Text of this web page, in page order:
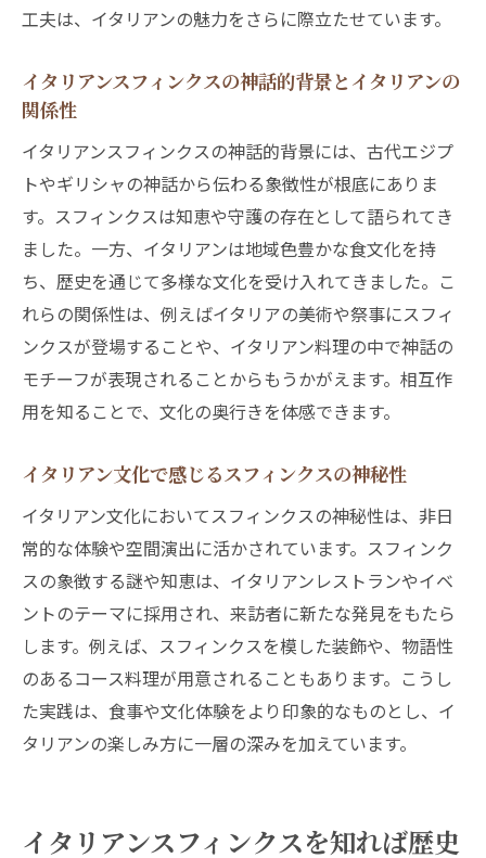
工夫は、イタリアンの魅力をさらに際立たせています。
イタリアンスフィンクスの神話的背景とイタリアンの
関係性
イタリアンスフィンクスの神話的背景には、古代エジプ
トやギリシャの神話から伝わる象徴性が根底にありま
す。スフィンクスは知恵や守護の存在として語られてき
ました。一方、イタリアンは地域色豊かな食文化を持
ち、歴史を通じて多様な文化を受け入れてきました。こ
れらの関係性は、例えばイタリアの美術や祭事にスフィ
ンクスが登場することや、イタリアン料理の中で神話の
モチーフが表現されることからもうかがえます。相互作
用を知ることで、文化の奥行きを体感できます。
イタリアン文化で感じるスフィンクスの神秘性
イタリアン文化においてスフィンクスの神秘性は、非日
常的な体験や空間演出に活かされています。スフィンク
スの象徴する謎や知恵は、イタリアンレストランやイベ
ントのテーマに採用され、来訪者に新たな発見をもたら
します。例えば、スフィンクスを模した装飾や、物語性
のあるコース料理が用意されることもあります。こうし
た実践は、食事や文化体験をより印象的なものとし、イ
タリアンの楽しみ方に一層の深みを加えています。
イタリアンスフィンクスを知れば歴史